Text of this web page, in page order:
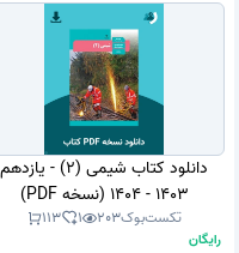
دانلود کتاب شیمی (2) - یازدهم
1403 - 1404 (نسخه PDF)
تکست‌بوک203
1
113
رایگان